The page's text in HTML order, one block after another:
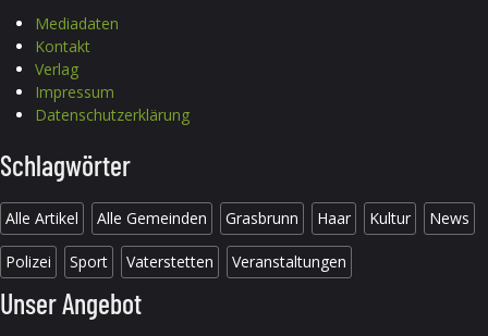
Mediadaten
Kontakt
Verlag
Impressum
Datenschutzerklärung
Schlagwörter
Alle Artikel Alle Gemeinden Grasbrunn Haar Kultur News
Polizei Sport Vaterstetten Veranstaltungen
Unser Angebot